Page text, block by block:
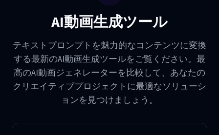
AI動画生成ツール
テキストプロンプトを魅力的なコンテンツに変換
する最新のAI動画生成ツールをご覧ください。最
高のAI動画ジェネレーターを比較して、あなたの
クリエイティブプロジェクトに最適なソリューシ
ョンを見つけましょう。